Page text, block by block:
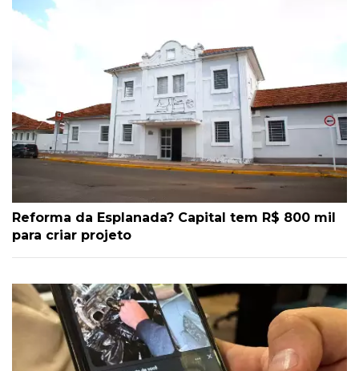
Reforma da Esplanada? Capital tem R$ 800 mil
para criar projeto